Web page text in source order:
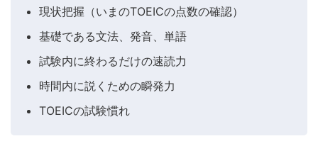
現状把握（いまのTOEICの点数の確認）
基礎である文法、発音、単語
試験内に終わるだけの速読力
時間内に説くための瞬発力
TOEICの試験慣れ